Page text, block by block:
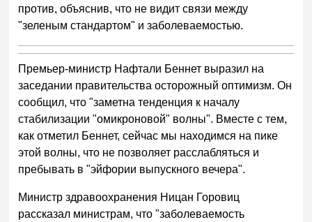
против, объяснив, что не видит связи между
"зеленым стандартом" и заболеваемостью.
Премьер-министр Нафтали Беннет выразил на
заседании правительства осторожный оптимизм. Он
сообщил, что "заметна тенденция к началу
стабилизации "омикроновой" волны". Вместе с тем,
как отметил Беннет, сейчас мы находимся на пике
этой волны, что не позволяет расслабляться и
пребывать в "эйфории выпускного вечера".
Министр здравоохранения Ницан Горовиц
рассказал министрам, что "заболеваемость